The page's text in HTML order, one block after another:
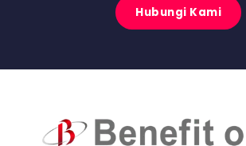
Hubungi Kami